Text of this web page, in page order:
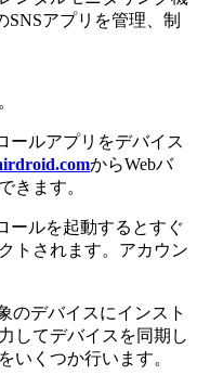
SNSアプリを管理、制
ールアプリをデバイス
からWebバ
きます。
ールを起動するとすぐ
トされます。アカウン
のデバイスにインスト
してデバイスを同期し
いくつか行います。